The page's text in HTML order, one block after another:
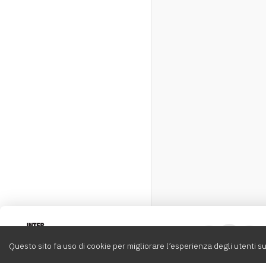
Questo sito fa uso di cookie per migliorare l’esperienza degli utenti